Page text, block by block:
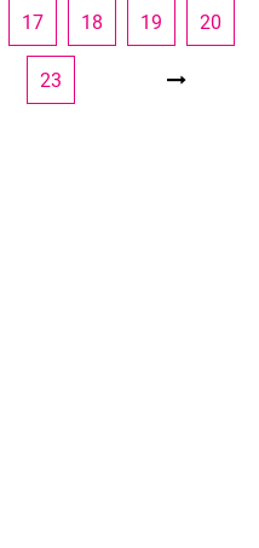
17 18 19 20
23